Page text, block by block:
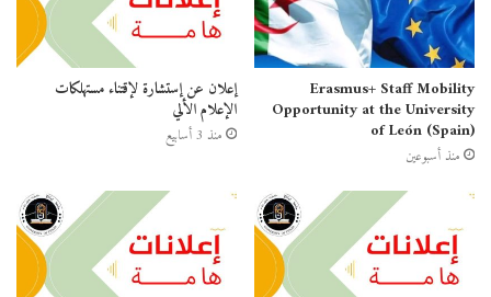
Erasmus+ Staff Mobility
Opportunity at the University
of León (Spain)
منذ أسبوعين
إعلان عن إستشارة لإقتناء مستهلكات
الإعلام الألي
منذ 3 أسابيع